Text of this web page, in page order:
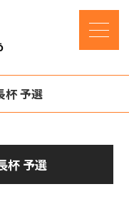
予選
予選